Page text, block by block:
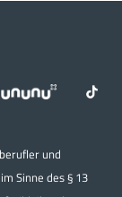
und
Sinne des § 13